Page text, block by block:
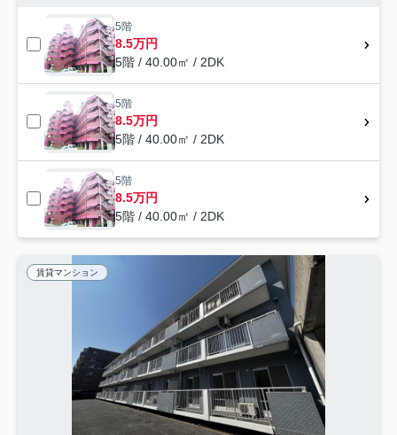
5階
8.5万円
5階 / 40.00㎡ / 2DK
5階
8.5万円
5階 / 40.00㎡ / 2DK
5階
8.5万円
5階 / 40.00㎡ / 2DK
賃貸マンション